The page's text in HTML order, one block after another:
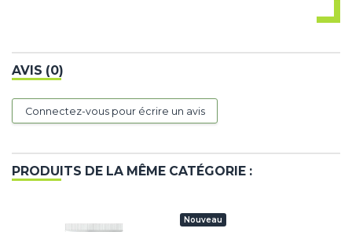
AVIS (0)
Connectez-vous pour écrire un avis
PRODUITS DE LA MÊME CATÉGORIE :
Nouveau